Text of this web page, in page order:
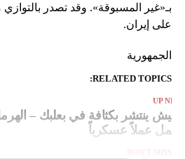
بـ«غير المسبوقة». وقد تصدر
على إيران.
الجمهورية
RELATED TOPICS:
UP
ينتشر بكثافة في بعلبك –
عملاً عسكرياً